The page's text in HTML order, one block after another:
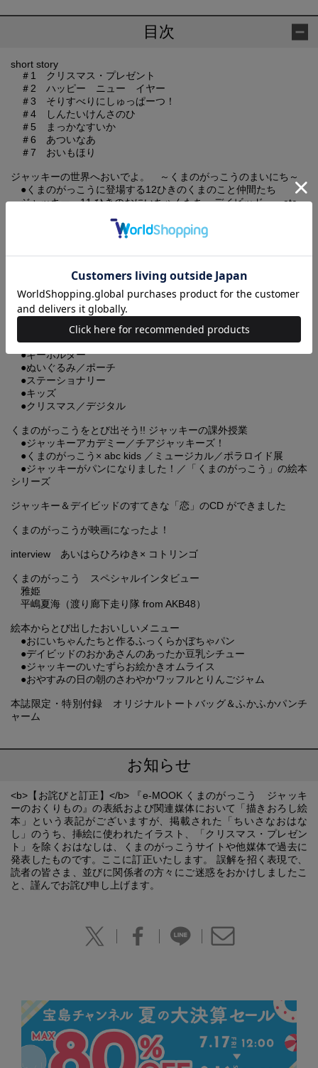
目次
short story
＃1 クリスマス・プレゼント
＃2 ハッピー ニュー イヤー
＃3 そりすべりにしゅっぱーつ！
＃4 しんたいけんさのひ
＃5 まっかなすいか
＃6 あついなあ
＃7 おいもほり
ジャッキーの世界へおいでよ。 ～くまのがっこうのまいにち～
●くまのがっこうに登場する12ひきのくまのこと仲間たち
ジャッキー、11 ひきのおにいちゃんたち、デイビッド……etc.
パン作り、ガーデンパーティー、自転車旅行、お庭でピクニッ
●自然にかこまれた山の上でみんなとの楽しい生活
●ジャッキーの友達
ルルとロロ、うしのマオマオ、野ねずみのチェリー……etc.
Jackieʼs NEWS!! ～くまのがっこうのグッズ大集合!!～
●デイビッド
●キーホルダー
●ぬいぐるみ／ポーチ
●ステーショナリー
●キッズ
●クリスマス／デジタル
くまのがっこうをとび出そう!! ジャッキーの課外授業
●ジャッキーアカデミー／チアジャッキーズ！
●くまのがっこう× abc kids ／ミュージカル／ポラロイド展
●ジャッキーがパンになりました！／「くまのがっこう」の絵本
シリーズ
ジャッキー＆デイビッドのすてきな「恋」のCD ができました
くまのがっこうが映画になったよ！
interview あいはらひろゆき× コトリンゴ
くまのがっこう スペシャルインタビュー
雅姫
平嶋夏海（渡り廊下走り隊 from AKB48）
絵本からとび出したおいしいメニュー
●おにいちゃんたちと作るふっくらかぼちゃパン
●デイビッドのおかあさんのあったか豆乳シチュー
●ジャッキーのいたずらお絵かきオムライス
●おやすみの日の朝のさわやかワッフルとりんごジャム
本誌限定・特別付録 オリジナルトートバッグ＆ふかふかパンチ
ャーム
お知らせ
<b>【お詫びと訂正】</b> 『e-MOOK くまのがっこう ジャッキ
ーのおくりもの』の表紙および関連媒体において「描きおろし絵
本」という表記がございますが、掲載された「ちいさなおはな
し」のうち、挿絵に使われたイラスト、「クリスマス・プレゼン
ト」を除くおはなしは、くまのがっこうサイトや他媒体で過去に
発表したものです。ここに訂正いたします。 誤解を招く表現で、
読者の皆さま、並びに関係者の方々にご迷惑をおかけしましたこ
と、謹んでお詫び申し上げます。